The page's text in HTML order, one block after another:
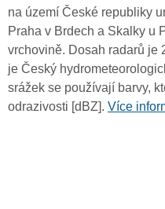
na území České republiky
Praha v Brdech a Skalky u
vrchovině. Dosah radarů je
je Český
srážek se používají barvy,
odrazivosti [dBZ]. Více